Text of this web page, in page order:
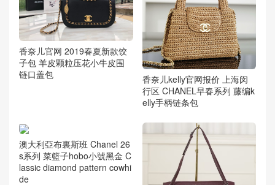
香奈儿官网 2019春夏新款饺
子包 羊皮颗粒压花小牛皮围
链口盖包
香奈儿kelly官网报价 上海闵
行区 CHANEL早春系列 藤编k
elly手柄链条包